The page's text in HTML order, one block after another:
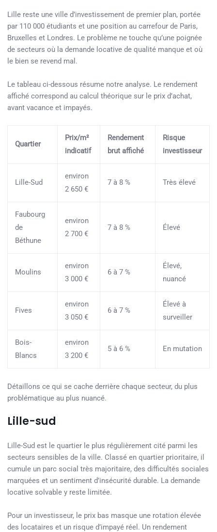
Lille reste une ville d’investissement de premier plan, portée
par 110 000 étudiants et une position au carrefour de Paris,
Bruxelles et Londres. Le problème ne touche qu’une poignée
de secteurs où la demande locative de qualité manque et où
le bien se revend mal.
Le tableau ci-dessous résume notre analyse. Le rendement
affiché correspond au calcul théorique sur le prix d’achat,
avant vacance et impayés.
Quartier
Prix/m²
indicatif
Rendement
brut affiché
Risque
investisseur
Lille-Sud
environ
2 650 €
7 à 8 % Très élevé
Faubourg
de
Béthune
environ
2 700 €
7 à 8 % Élevé
Moulins
environ
3 000 €
6 à 7 %
Élevé,
nuancé
Fives
environ
3 050 €
6 à 7 %
Élevé à
surveiller
Bois-
Blancs
environ
3 200 €
5 à 6 % En mutation
Détaillons ce qui se cache derrière chaque secteur, du plus
problématique au plus nuancé.
Lille-sud
Lille-Sud est le quartier le plus régulièrement cité parmi les
secteurs sensibles de la ville. Classé en quartier prioritaire, il
cumule un parc social très majoritaire, des difficultés sociales
marquées et un sentiment d’insécurité durable. La demande
locative solvable y reste limitée.
Pour un investisseur, le prix bas masque une rotation élevée
des locataires et un risque d’impayé réel. Un rendement